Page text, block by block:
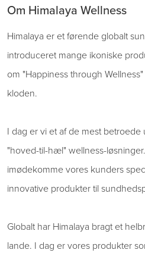
Om Himalaya Wellness
Himalaya er et førende globalt
introduceret mange ikoniske
om "Happiness through
kloden.
I dag er vi et af de mest
"hoved-til-hæl" wellness-
imødekomme vores kunders
innovative produkter til
Globalt har Himalaya bragt et
lande. I dag er vores produkter